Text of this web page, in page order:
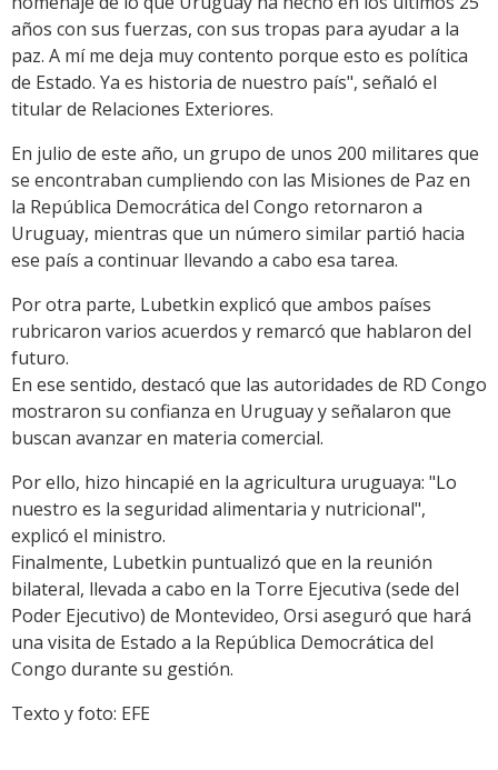
años con sus fuerzas, con sus tropas para ayudar a la
paz. A mí me deja muy contento porque esto es política
de Estado. Ya es historia de nuestro país", señaló el
titular de Relaciones Exteriores.
En julio de este año, un grupo de unos 200 militares que
se encontraban cumpliendo con las Misiones de Paz en
la República Democrática del Congo retornaron a
Uruguay, mientras que un número similar partió hacia
ese país a continuar llevando a cabo esa tarea.
Por otra parte, Lubetkin explicó que ambos países
rubricaron varios acuerdos y remarcó que hablaron del
futuro.
En ese sentido, destacó que las autoridades de RD Congo
mostraron su confianza en Uruguay y señalaron que
buscan avanzar en materia comercial.
Por ello, hizo hincapié en la agricultura uruguaya: "Lo
nuestro es la seguridad alimentaria y nutricional",
explicó el ministro.
Finalmente, Lubetkin puntualizó que en la reunión
bilateral, llevada a cabo en la Torre Ejecutiva (sede del
Poder Ejecutivo) de Montevideo, Orsi aseguró que hará
una visita de Estado a la República Democrática del
Congo durante su gestión.
Texto y foto: EFE